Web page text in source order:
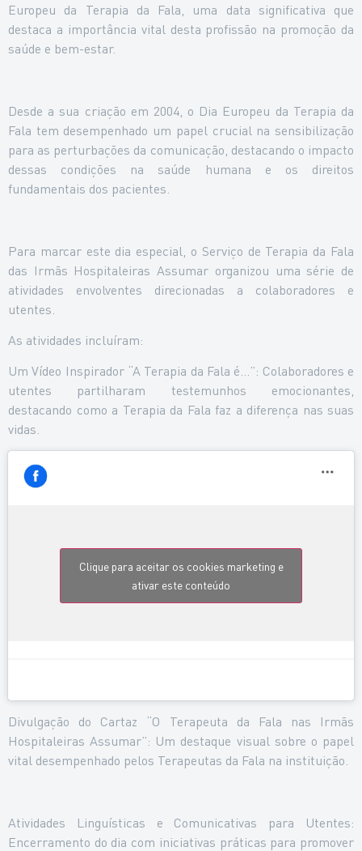
Europeu da Terapia da Fala, uma data significativa que
destaca a importância vital desta profissão na promoção da
saúde e bem-estar.
Desde a sua criação em 2004, o Dia Europeu da Terapia da
Fala tem desempenhado um papel crucial na sensibilização
para as perturbações da comunicação, destacando o impacto
dessas condições na saúde humana e os direitos
fundamentais dos pacientes.
Para marcar este dia especial, o Serviço de Terapia da Fala
das Irmãs Hospitaleiras Assumar organizou uma série de
atividades envolventes direcionadas a colaboradores e
utentes.
As atividades incluíram:
Um Vídeo Inspirador “A Terapia da Fala é…”: Colaboradores e
utentes partilharam testemunhos emocionantes,
destacando como a Terapia da Fala faz a diferença nas suas
vidas.
Clique para aceitar os cookies marketing e
ativar este conteúdo
Divulgação do Cartaz “O Terapeuta da Fala nas Irmãs
Hospitaleiras Assumar”: Um destaque visual sobre o papel
vital desempenhado pelos Terapeutas da Fala na instituição.
Atividades Linguísticas e Comunicativas para Utentes:
Encerramento do dia com iniciativas práticas para promover